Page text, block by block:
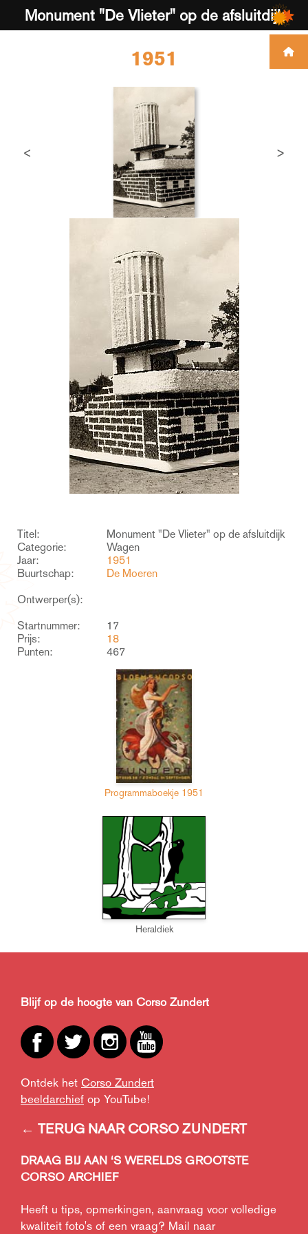
Monument "De Vlieter" op de afsluitdijk
1951
< >
Titel:
Monument "De Vlieter" op de afsluitdijk
Categorie:
Wagen
Jaar:
1951
Buurtschap:
De Moeren
Ontwerper(s):
Startnummer:
17
Prijs:
18
Punten:
467
Programmaboekje 1951
Heraldiek
Blijf op de hoogte van Corso Zundert
Ontdek het Corso Zundert
beeldarchief op YouTube!
← TERUG NAAR CORSO ZUNDERT
DRAAG BIJ AAN ‘S WERELDS GROOTSTE
CORSO ARCHIEF
Heeft u tips, opmerkingen, aanvraag voor volledige
kwaliteit foto's of een vraag? Mail naar